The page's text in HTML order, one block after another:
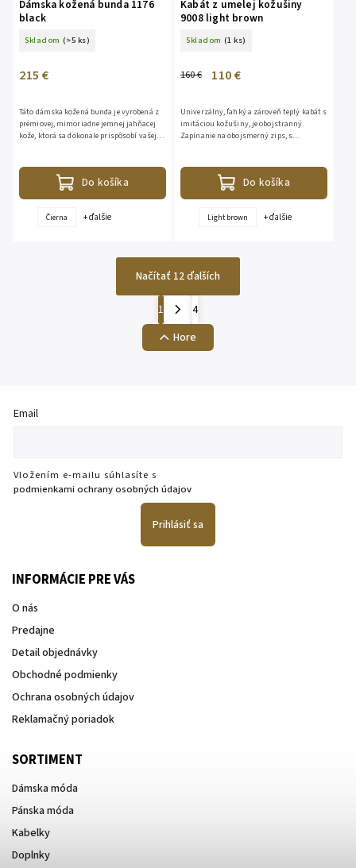
Dámska kožená bunda 1176
black
Skladom (>5 ks)
215 €
Do košíka
Táto dámska kožená bunda je vyrobená z
prémiovej, mimoriadne jemnej jahňacej
kože, ktorá sa dokonale prispôsobí vašej
Čierna + ďalšie
Kabát z umelej kožušiny
9008 light brown
Skladom (1 ks)
160 € 110 €
Do košíka
Univerzálny, ľahký a zároveň teplý kabát s
imitáciou kožušiny, je obojstranný.
Zapínanie na obojsmerný zips, s
Light brown + ďalšie
Načítať 12 ďalších
1
4
Hore
Email
Vložením e-mailu súhlasíte s
podmienkami ochrany osobných údajov
Prihlásiť sa
INFORMÁCIE PRE VÁS
O nás
Predajne
Detail objednávky
Obchodné podmienky
Ochrana osobných údajov
Reklamačný poriadok
SORTIMENT
Dámska móda
Pánska móda
Kabelky
Doplnky